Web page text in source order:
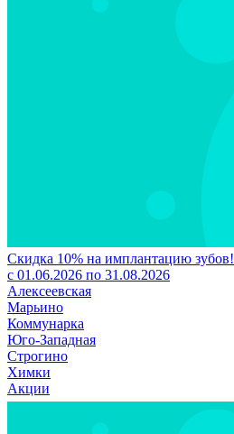
Скидка 10% на имплантацию зубов!
с 01.06.2026 по 31.08.2026
Алексеевская
Марьино
Коммунарка
Юго-Западная
Строгино
Химки
Акции